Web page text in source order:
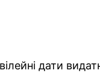
дати